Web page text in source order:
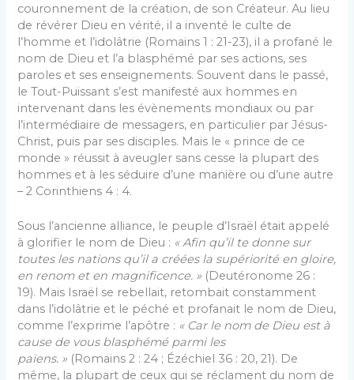
couronnement de la création, de son Créateur. Au lieu
de révérer Dieu en vérité, il a inventé le culte de
l’homme et l’idolâtrie (Romains 1 : 21-23), il a profané le
nom de Dieu et l’a blasphémé par ses actions, ses
paroles et ses enseignements. Souvent dans le passé,
le Tout-Puissant s’est manifesté aux hommes en
intervenant dans les évènements mondiaux ou par
l’intermédiaire de messagers, en particulier par Jésus-
Christ, puis par ses disciples. Mais le « prince de ce
monde » réussit à aveugler sans cesse la plupart des
hommes et à les séduire d’une manière ou d’une autre
– 2 Corinthiens 4 : 4.
Sous l’ancienne alliance, le peuple d’Israël était appelé
à glorifier le nom de Dieu : « Afin qu’il te donne sur
toutes les nations qu’il a créées la supériorité en gloire,
en renom et en magnificence. » (Deutéronome 26 :
19). Mais Israël se rebellait, retombait constamment
dans l’idolâtrie et le péché et profanait le nom de Dieu,
comme l’exprime l’apôtre : « Car le nom de Dieu est à
cause de vous blasphémé parmi les
païens. » (Romains 2 : 24 ; Ézéchiel 36 : 20, 21). De
même, la plupart de ceux qui se réclament du nom de